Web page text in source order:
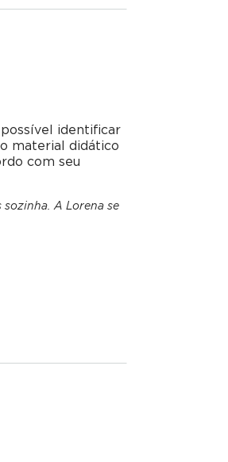
identificar
material didático
com seu
A Lorena se